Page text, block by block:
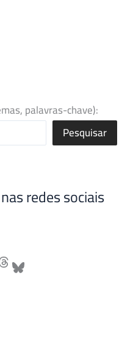
palavras-chave):
Pesquisar
redes sociais